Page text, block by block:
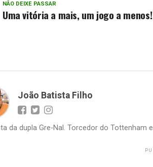
NÃO DEIXE PASSAR
Uma vitória a mais, um jogo a menos!
João Batista Filho
da dupla Gre-Nal. Torcedor do Tottenham